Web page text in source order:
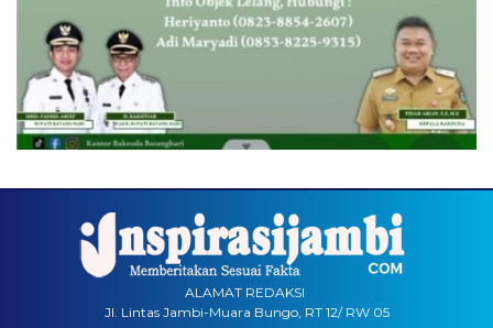
ALAMAT REDAKSI
Jl. Lintas Jambi-Muara Bungo, RT 12/ RW 05